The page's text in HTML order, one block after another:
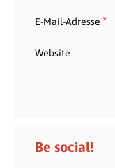
E-Mail-Adresse *
Website
Be social!